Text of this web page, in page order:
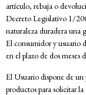
artículo, rebaja o
Decreto Legislativo 1/
naturaleza duradera una
El consumidor y usuario
en el plazo de dos
El Usuario dispone de un
productos para solicitar